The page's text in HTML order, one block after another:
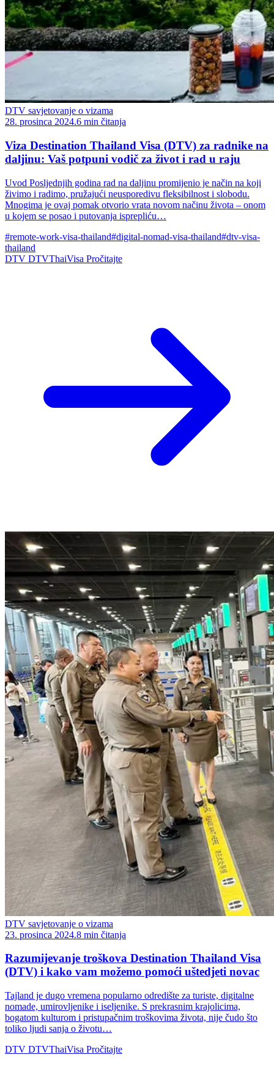
DTV savjetovanje o vizama
28. prosinca 2024.6 min čitanja
Viza Destination Thailand Visa (DTV) za radnike na
daljinu: Vaš potpuni vodič za život i rad u raju
Uvod Posljednjih godina rad na daljinu promijenio je način na koji
živimo i radimo, pružajući neusporedivu fleksibilnost i slobodu.
Mnogima je ovaj pomak otvorio vrata novom načinu života – onom
u kojem se posao i putovanja isprepliću…
#remote-work-visa-thailand#digital-nomad-visa-thailand#dtv-visa-
thailand
DTV DTVThaiVisa Pročitajte
DTV savjetovanje o vizama
23. prosinca 2024.8 min čitanja
Razumijevanje troškova Destination Thailand Visa
(DTV) i kako vam možemo pomoći uštedjeti novac
Tajland je dugo vremena popularno odredište za turiste, digitalne
nomade, umirovljenike i iseljenike. S prekrasnim krajolicima,
bogatom kulturom i pristupačnim troškovima života, nije čudo što
toliko ljudi sanja o životu…
DTV DTVThaiVisa Pročitajte